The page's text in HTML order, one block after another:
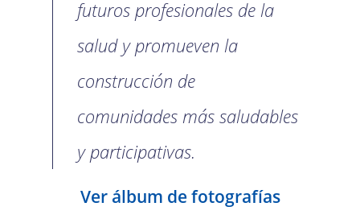
futuros profesionales de la
salud y promueven la
construcción de
comunidades más saludables
y participativas.
Ver álbum de fotografías